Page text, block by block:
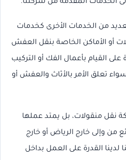
الخدمات المقدمة من شركتنا.
من الخدمات الأخرى كخدمات
أو الأماكن الخاصة بنقل العفش
على القيام بأعمال الفك أو التركيب
تعلق الأمر بالأثاث والعفش أو
نقل منقولات، بل يمتد عملها
وإلى خارج الرياض أو خارج
لدينا القدرة على العمل بداخل